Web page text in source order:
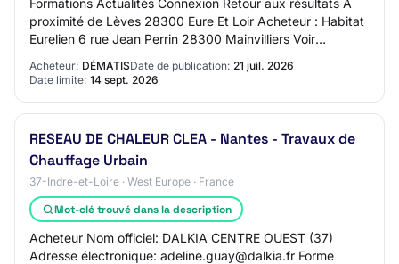
Formations Actualités Connexion Retour aux résultats A
proximité de Lèves 28300 Eure Et Loir Acheteur : Habitat
Eurelien 6 rue Jean Perrin 28300 Mainvilliers Voir
l'adresse mail Tel : +33 237203774 A…
Acheteur: DÉMATISDate de publication: 21 juil. 2026
Date limite: 14 sept. 2026
RESEAU DE CHALEUR CLEA - Nantes - Travaux de
Chauffage Urbain
37-Indre-et-Loire · West Europe · France
Mot-clé trouvé dans la description
Acheteur Nom officiel: DALKIA CENTRE OUEST (37)
Adresse électronique: adeline.guay@dalkia.fr Forme